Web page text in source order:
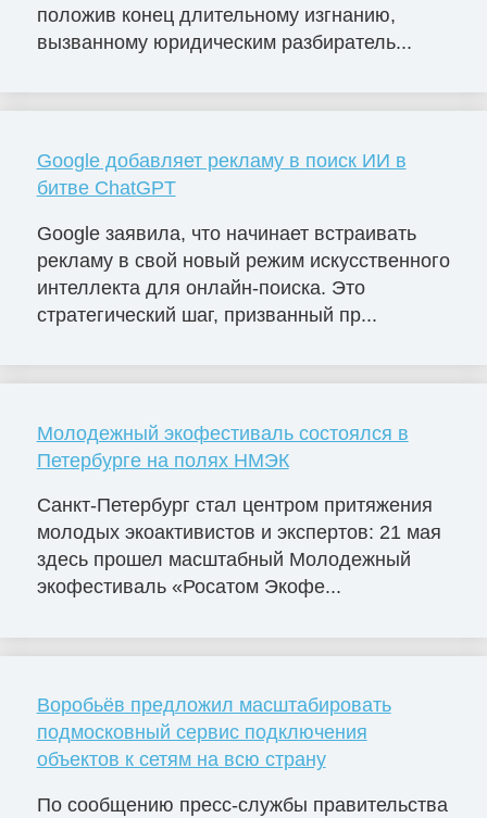
положив конец длительному изгнанию,
вызванному юридическим разбиратель...
Google добавляет рекламу в поиск ИИ в
битве ChatGPT
Google заявила, что начинает встраивать
рекламу в свой новый режим искусственного
интеллекта для онлайн-поиска. Это
стратегический шаг, призванный пр...
Молодежный экофестиваль состоялся в
Петербурге на полях НМЭК
Санкт-Петербург стал центром притяжения
молодых экоактивистов и экспертов: 21 мая
здесь прошел масштабный Молодежный
экофестиваль «Росатом Экофе...
Воробьёв предложил масштабировать
подмосковный сервис подключения
объектов к сетям на всю страну
По сообщению пресс-службы правительства